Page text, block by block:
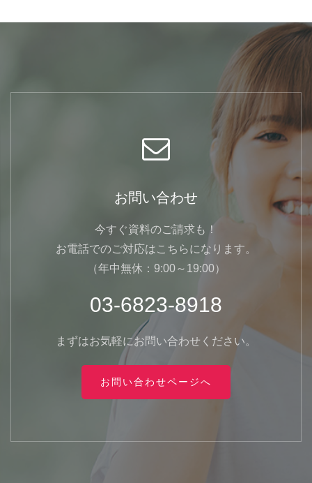
お問い合わせ
今すぐ資料のご請求も！
お電話でのご対応はこちらになります。
（年中無休：9:00～19:00）
03-6823-8918
まずはお気軽にお問い合わせください。
お問い合わせページへ